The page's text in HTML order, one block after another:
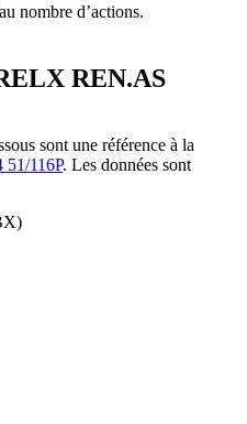
nombre d’actions.
REN.AS
sont une référence à la
116P. Les données sont